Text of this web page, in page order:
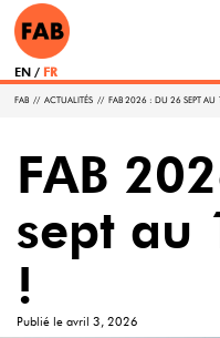
EN FR
FAB // ACTUALITÉS // FAB 2026 : DU 26 SEPT AU
FAB
sept au
!
Publié le avril 3, 2026